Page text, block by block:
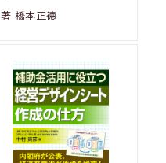
著 橋本正徳